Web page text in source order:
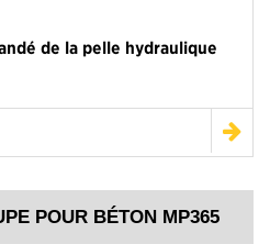
de la pelle hydraulique
POUR BÉTON MP365